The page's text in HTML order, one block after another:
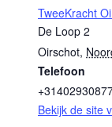
TweeKracht
De Loop 2
Oirschot,
Telefoon
Bekijk de site